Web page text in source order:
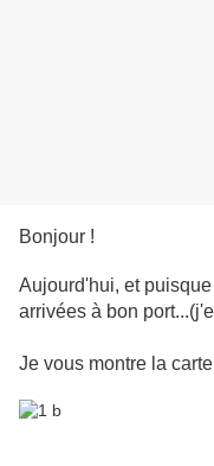
Bonjour !
Aujourd'hui, et
arrivées à bon
Je vous montre la